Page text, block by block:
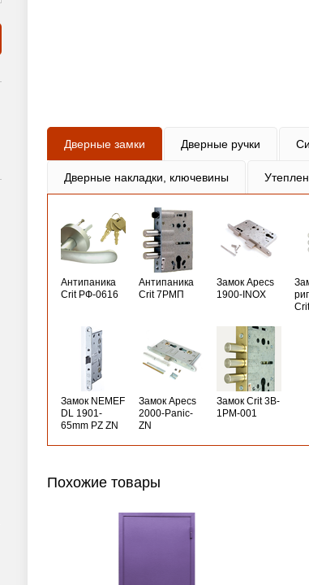
Дверные замки Дверные ручки
Дверные накладки, ключевины
Антипаника
Crit РФ-0616
Антипаника
Crit 7РМП
Замок Apecs
1900-INOX
Crit
Замок NEMEF
DL 1901-
65mm PZ ZN
Замок Apecs
2000-Panic-
ZN
Замок Crit 3B-
1PM-001
Похожие товары